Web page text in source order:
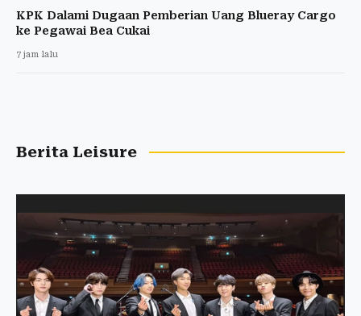
KPK Dalami Dugaan Pemberian Uang Blueray Cargo
ke Pegawai Bea Cukai
7 jam lalu
Berita Leisure